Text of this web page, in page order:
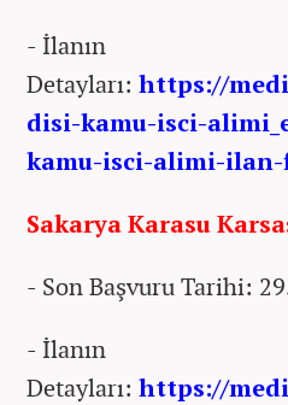
- İlanın
Detayları: https://
disi-kamu-isci-
kamu-isci-alimi-
Sakarya Karasu
- Son Başvuru Tarihi:
- İlanın
Detayları: https://